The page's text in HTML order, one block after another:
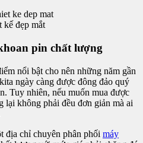
kế đẹp mắt
pin chất lượng
nổi bật cho nên những năm gần
ngày càng được đông đảo quý
Tuy nhiên, nếu muốn mua được
lại không phải đều đơn giản mà ai
địa chỉ chuyên phân phối máy